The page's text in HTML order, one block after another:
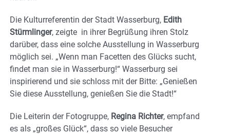
Die Kulturreferentin der Stadt Wasserburg, Edith
Stürmlinger, zeigte in ihrer Begrüßung ihren Stolz
darüber, dass eine solche Ausstellung in Wasserburg
möglich sei. „Wenn man Facetten des Glücks sucht,
findet man sie in Wasserburg!“ Wasserburg sei
inspirierend und sie schloss mit der Bitte: „Genießen
Sie diese Ausstellung, genießen Sie die Stadt!“
Die Leiterin der Fotogruppe, Regina Richter, empfand
es als „großes Glück“, dass so viele Besucher